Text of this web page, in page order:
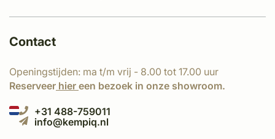
Contact
Openingstijden: ma t/m vrij - 8.00 tot 17.00 uur
Reserveer hier een bezoek in onze showroom.
+31 488-759011
info@kempiq.nl